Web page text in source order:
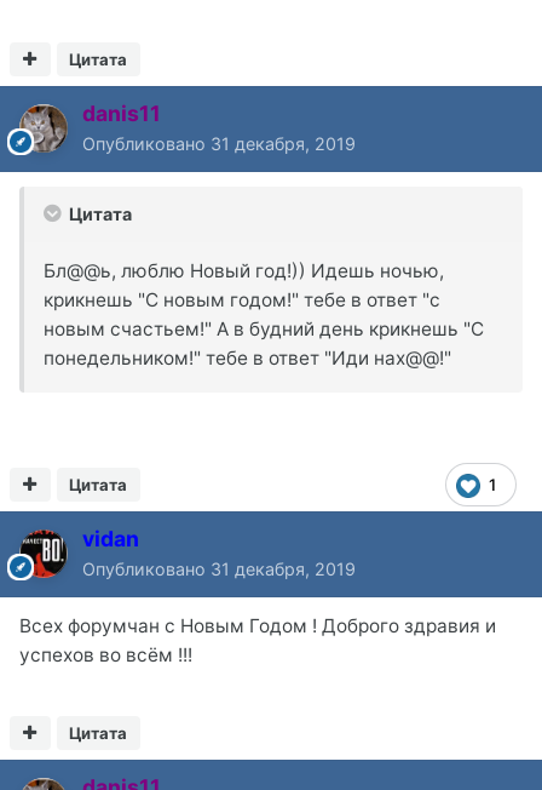
Цитата
danis11
Опубликовано 31 декабря, 2019
Цитата
Бл@@ь, люблю Новый год!)) Идешь ночью,
крикнешь "С новым годом!" тебе в ответ "с
новым счастьем!" А в будний день крикнешь "С
понедельником!" тебе в ответ "Иди нах@@!"
1
Цитата
vidan
Опубликовано 31 декабря, 2019
Всех форумчан с Новым Годом ! Доброго здравия и
успехов во всём !!!
Цитата